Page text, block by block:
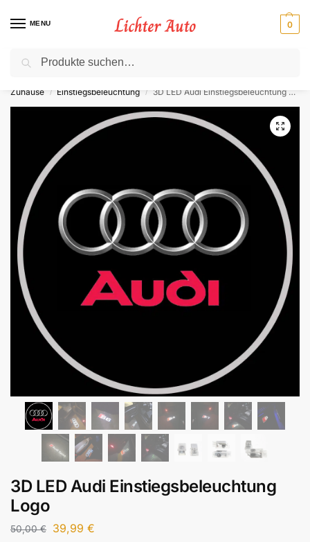
MENU 0
⚡ 10 % Rabatt für Neukunden. Code: NC10
Zuhause / Einstiegsbeleuchtung / 3D LED Audi Einstiegsbeleuchtung Logo
3D LED Audi Einstiegsbeleuchtung
Logo
50,00€ 39,99 €